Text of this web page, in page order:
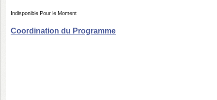
Indisponible Pour le Moment
Coordination du Programme